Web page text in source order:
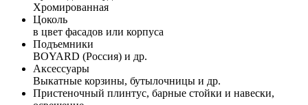
Хромированная
Цоколь
в цвет фасадов или корпуса
Подъемники
BOYARD (Россия) и др.
Аксессуары
Выкатные корзины, бутылочницы и др.
Пристеночный плинтус, барные стойки и навески,